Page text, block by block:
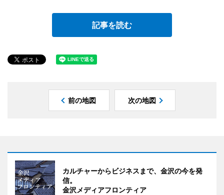
記事を読む
前の地図 次の地図
カルチャーからビジネスまで、金沢の今を発
信。
金沢メディアフロンティア